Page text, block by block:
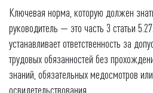
Ключевая норма, которую должен
руководитель — это часть 3 статьи
устанавливает ответственность за
трудовых обязанностей без
знаний, обязательных медосмотров
освидетельствования.